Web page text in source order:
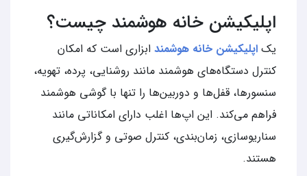
اپلیکیشن خانه هوشمند چیست؟
یک اپلیکیشن خانه هوشمند ابزاری است که امکان
کنترل دستگاه‌های هوشمند مانند روشنایی، پرده، تهویه،
سنسورها، قفل‌ها و دوربین‌ها را تنها با گوشی هوشمند
فراهم می‌کند. این اپ‌ها اغلب دارای امکاناتی مانند
سناریوسازی، زمان‌بندی، کنترل صوتی و گزارش‌گیری
هستند.